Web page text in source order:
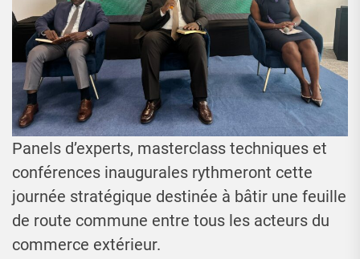
Panels d’experts, masterclass techniques et
conférences inaugurales rythmeront cette
journée stratégique destinée à bâtir une feuille
de route commune entre tous les acteurs du
commerce extérieur.